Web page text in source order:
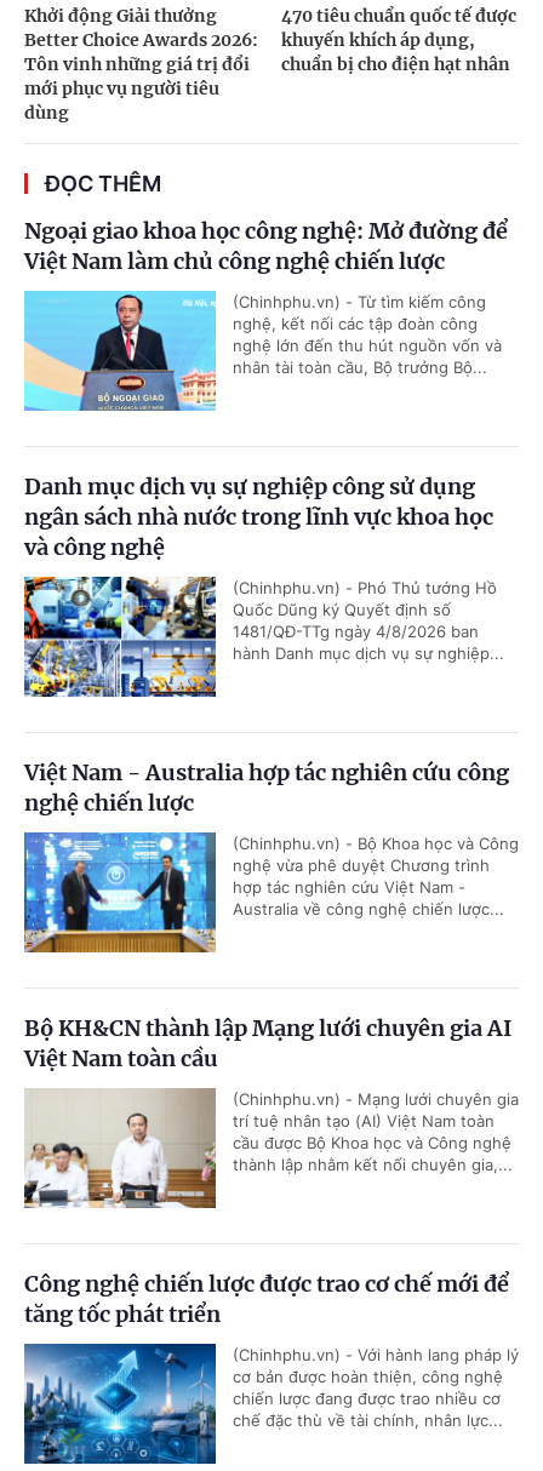
Khởi động Giải thưởng
Better Choice Awards 2026:
Tôn vinh những giá trị đổi
mới phục vụ người tiêu
dùng
470 tiêu chuẩn quốc tế được
khuyến khích áp dụng,
chuẩn bị cho điện hạt nhân
ĐỌC THÊM
Ngoại giao khoa học công nghệ: Mở đường để
Việt Nam làm chủ công nghệ chiến lược
(Chinhphu.vn) - Từ tìm kiếm công
nghệ, kết nối các tập đoàn công
nghệ lớn đến thu hút nguồn vốn và
nhân tài toàn cầu, Bộ trưởng Bộ...
Danh mục dịch vụ sự nghiệp công sử dụng
ngân sách nhà nước trong lĩnh vực khoa học
và công nghệ
(Chinhphu.vn) - Phó Thủ tướng Hồ
Quốc Dũng ký Quyết định số
1481/QĐ-TTg ngày 4/8/2026 ban
hành Danh mục dịch vụ sự nghiệp...
Việt Nam - Australia hợp tác nghiên cứu công
nghệ chiến lược
(Chinhphu.vn) - Bộ Khoa học và Công
nghệ vừa phê duyệt Chương trình
hợp tác nghiên cứu Việt Nam -
Australia về công nghệ chiến lược...
Bộ KH&CN thành lập Mạng lưới chuyên gia AI
Việt Nam toàn cầu
(Chinhphu.vn) - Mạng lưới chuyên gia
trí tuệ nhân tạo (AI) Việt Nam toàn
cầu được Bộ Khoa học và Công nghệ
thành lập nhằm kết nối chuyên gia,...
Công nghệ chiến lược được trao cơ chế mới để
tăng tốc phát triển
(Chinhphu.vn) - Với hành lang pháp lý
cơ bản được hoàn thiện, công nghệ
chiến lược đang được trao nhiều cơ
chế đặc thù về tài chính, nhân lực...